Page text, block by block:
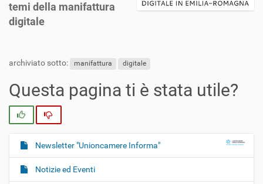
temi della manifattura
digitale
archiviato sotto: manifattura digitale
Questa pagina ti è stata utile?
N
a
v
Newsletter "Unioncamere Informa"
Notizie ed Eventi